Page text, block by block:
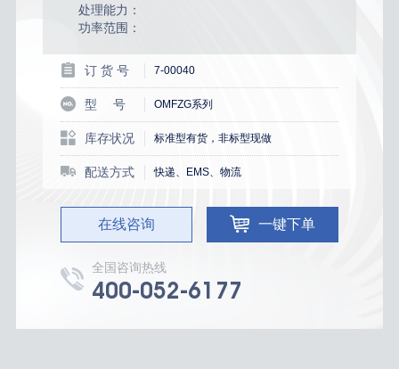
处理能力：
功率范围：
订 货 号 7-00040
型 号 OMFZG系列
库存状况 标准型有货，非标型现做
配送方式 快递、EMS、物流
在线咨询 一键下单
全国咨询热线
400-052-6177